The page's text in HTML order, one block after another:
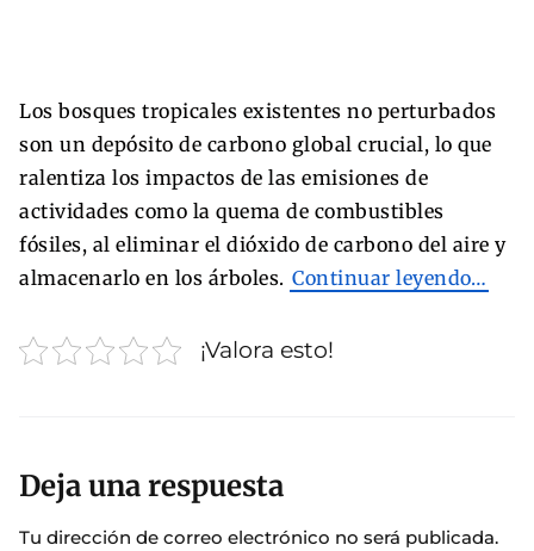
Los bosques tropicales existentes no perturbados
son un depósito de carbono global crucial, lo que
ralentiza los impactos de las emisiones de
actividades como la quema de combustibles
fósiles, al eliminar el dióxido de carbono del aire y
almacenarlo en los árboles. Continuar leyendo…
¡Valora esto!
Deja una respuesta
Tu dirección de correo electrónico no será publicada.